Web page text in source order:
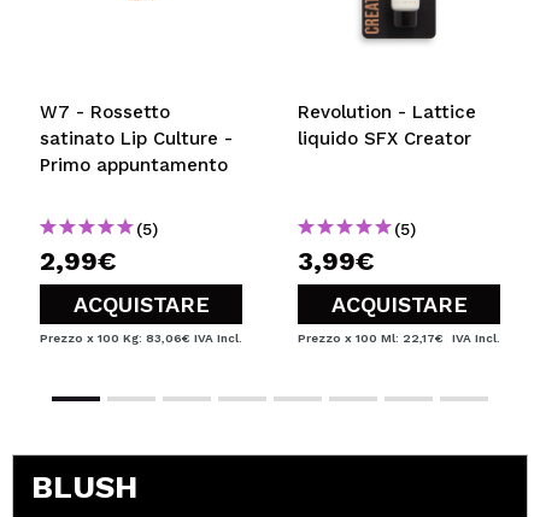
W7 - Rossetto
satinato Lip Culture -
Primo appuntamento
(5)
2,99€
ACQUISTARE
Prezzo x 100 Kg: 83,06€ IVA Incl.
Revolution - Lattice
liquido SFX Creator
(5)
3,99€
ACQUISTARE
Prezzo x 100 Ml: 22,17€ IVA Incl.
BLUSH